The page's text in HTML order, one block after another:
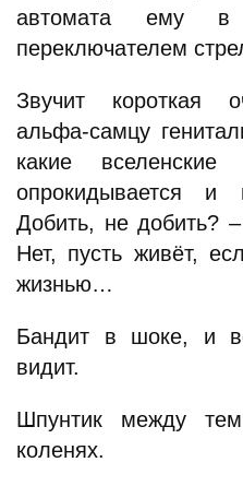
автомата ему
переключателем
Звучит короткая
альфа-самцу
какие вселенские
опрокидывается
Добить, не добить?
Нет, пусть живёт,
жизнью…
Бандит в шоке, и
видит.
Шпунтик между
коленях.